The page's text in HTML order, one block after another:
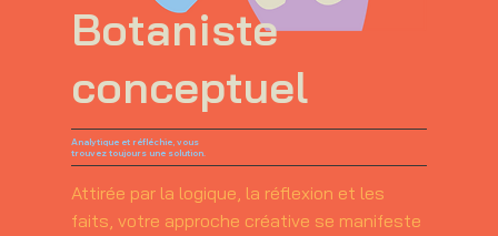
Botaniste
conceptuel
Analytique et réfléchie, vous
trouvez toujours une solution.
Attirée par la logique, la réflexion et les
faits, votre approche créative se manifeste